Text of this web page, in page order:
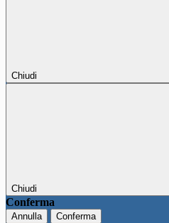
Chiudi
Chiudi
Conferma
Annulla Conferma